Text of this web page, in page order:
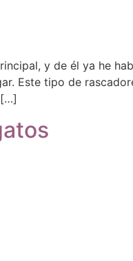
y de él ya he
Este tipo de
[…]